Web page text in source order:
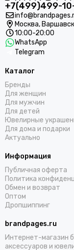
+7(499)499-
Москва,
10:00-20:00
WhatsApp
Telegram
Каталог
Бренды
Для женщин
Для мужчин
Для детей
Ювелирные
Для дома и подарки
Актуально
Информация
Публичная оферта
Политика
Обмен и возврат
Оптом
Дропшиппинг
brandpages.ru
Интернет-магазин
аксессуаров и